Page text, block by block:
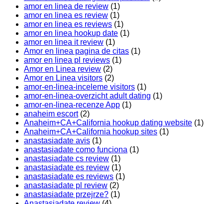
amor en linea de review (1)
amor en linea es review (1)
amor en linea es reviews (1)
amor en linea hookup date (1)
amor en linea it review (1)
Amor en linea pagina de citas (1)
amor en linea pl reviews (1)
Amor en Linea review (2)
Amor en Linea visitors (2)
amor-en-linea-inceleme visitors (1)
amor-en-linea-overzicht adult dating (1)
amor-en-linea-recenze App (1)
anaheim escort(2)
Anaheim+CA+California hookup dating website (1)
Anaheim+CA+California hookup sites (1)
anastasiadate avis (1)
anastasiadate como funciona (1)
anastasiadate cs review (1)
anastasiadate es review (1)
anastasiadate es reviews (1)
anastasiadate pl review (2)
anastasiadate przejrze? (1)